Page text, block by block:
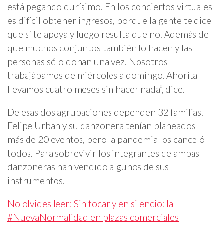
está pegando durísimo. En los conciertos virtuales
es difícil obtener ingresos, porque la gente te dice
que sí te apoya y luego resulta que no. Además de
que muchos conjuntos también lo hacen y las
personas sólo donan una vez. Nosotros
trabajábamos de miércoles a domingo. Ahorita
llevamos cuatro meses sin hacer nada”, dice.
De esas dos agrupaciones dependen 32 familias.
Felipe Urban y su danzonera tenían planeados
más de 20 eventos, pero la pandemia los canceló
todos. Para sobrevivir los integrantes de ambas
danzoneras han vendido algunos de sus
instrumentos.
No olvides leer: Sin tocar y en silencio: la
#NuevaNormalidad en plazas comerciales